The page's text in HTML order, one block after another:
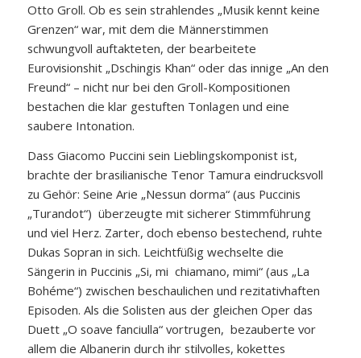
Otto Groll. Ob es sein strahlendes „Musik kennt keine
Grenzen“ war, mit dem die Männerstimmen
schwungvoll auftakteten, der bearbeitete
Eurovisionshit „Dschingis Khan“ oder das innige „An den
Freund“ – nicht nur bei den Groll-Kompositionen
bestachen die klar gestuften Tonlagen und eine
saubere Intonation.
Dass Giacomo Puccini sein Lieblingskomponist ist,
brachte der brasilianische Tenor Tamura eindrucksvoll
zu Gehör: Seine Arie „Nessun dorma“ (aus Puccinis
„Turandot“) überzeugte mit sicherer Stimmführung
und viel Herz. Zarter, doch ebenso bestechend, ruhte
Dukas Sopran in sich. Leichtfüßig wechselte die
Sängerin in Puccinis „Si, mi chiamano, mimi“ (aus „La
Bohéme“) zwischen beschaulichen und rezitativhaften
Episoden. Als die Solisten aus der gleichen Oper das
Duett „O soave fanciulla“ vortrugen, bezauberte vor
allem die Albanerin durch ihr stilvolles, kokettes